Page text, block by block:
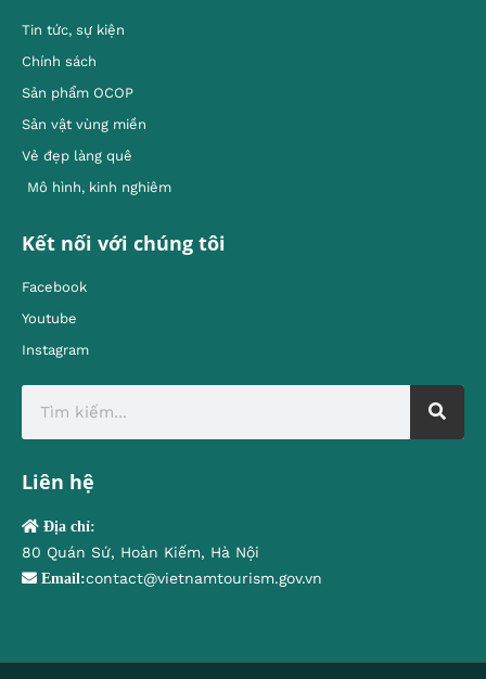
Tin tức, sự kiện
Chính sách
Sản phẩm OCOP
Sản vật vùng miền
Vẻ đẹp làng quê
Mô hình, kinh nghiêm
Kết nối với chúng tôi
Facebook
Youtube
Instagram
Liên hệ
Địa chỉ:
80 Quán Sứ, Hoàn Kiếm, Hà Nội
Email:contact@vietnamtourism.gov.vn